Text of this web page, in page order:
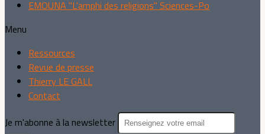
EMOUNA "L'amphi des religions" Sciences-Po
Menu
Ressources
Revue de presse
Thierry LE GALL
Contact
Je m'abonne à la newsletter